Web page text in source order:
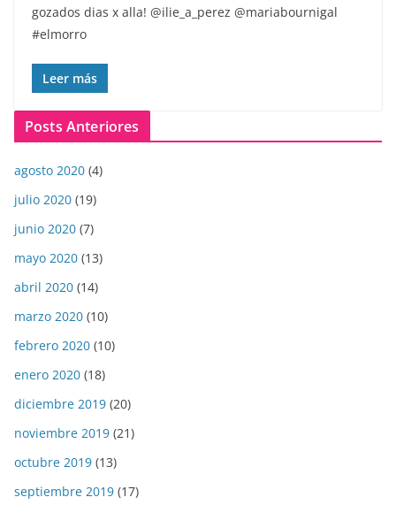
gozados dias x alla! @ilie_a_perez @mariabournigal ️
#elmorro
Leer más
Posts Anteriores
agosto 2020 (4)
julio 2020 (19)
junio 2020 (7)
mayo 2020 (13)
abril 2020 (14)
marzo 2020 (10)
febrero 2020 (10)
enero 2020 (18)
diciembre 2019 (20)
noviembre 2019 (21)
octubre 2019 (13)
septiembre 2019 (17)